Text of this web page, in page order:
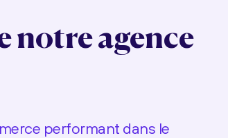
notre agence
performant dans le